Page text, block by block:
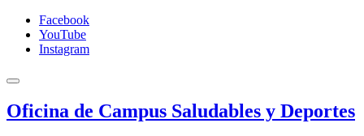
Facebook
YouTube
Instagram
Oficina de Campus Saludables y Deportes